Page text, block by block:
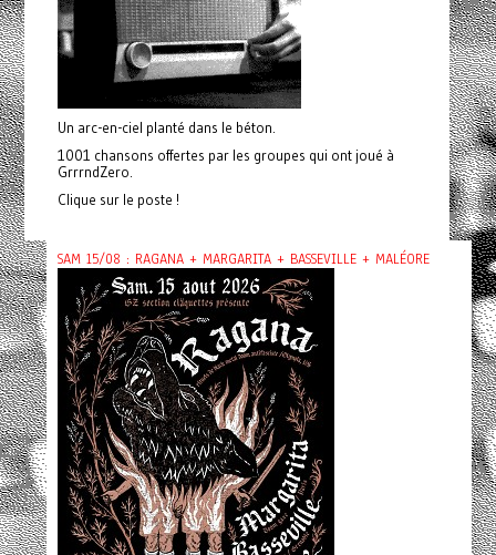
Un arc-en-ciel planté dans le béton.
1001 chansons offertes par les groupes qui ont joué à
GrrrndZero.
Clique sur le poste !
SAM 15/08 : RAGANA + MARGARITA + BASSEVILLE + MALÉORE